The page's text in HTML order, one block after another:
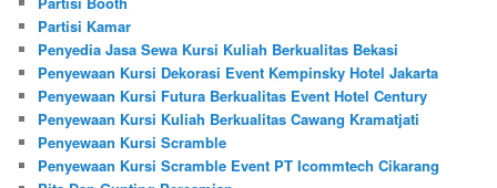
Partisi Kamar
Penyedia Jasa Sewa Kursi Kuliah Berkualitas Bekasi
Penyewaan Kursi Dekorasi Event Kempinsky Hotel Jakarta
Penyewaan Kursi Futura Berkualitas Event Hotel Century
Penyewaan Kursi Kuliah Berkualitas Cawang Kramatjati
Penyewaan Kursi Scramble
Penyewaan Kursi Scramble Event PT Icommtech Cikarang